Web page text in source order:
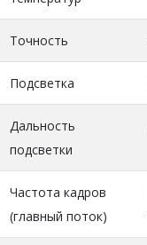
Точность
Подсветка
Дальность
подсветки
Частота кадров
(главный поток)